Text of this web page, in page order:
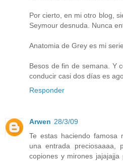
Por cierto, en mi otro blog,
Seymour desnuda. Nunca
Anatomia de Grey es mi
Besos de fin de semana. Y
conducir casi dos días es
Responder
Arwen 28/3/09
Te estas haciendo famosa
una entrada preciosaaaa,
copiones y mirones